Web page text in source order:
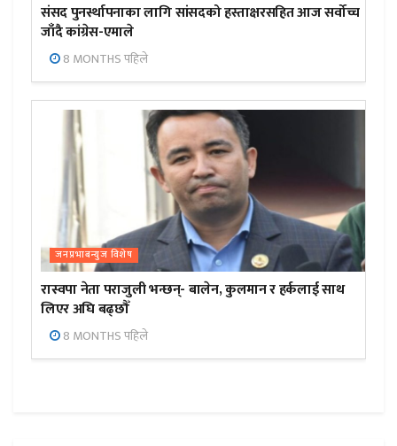
संसद पुनर्स्थापनाका लागि सांसदको हस्ताक्षरसहित आज सर्वोच्च
जाँदै कांग्रेस-एमाले
8 MONTHS पहिले
जनप्रभाबन्युज विशेष
रास्वपा नेता पराजुली भन्छन्- बालेन, कुलमान र हर्कलाई साथ
लिएर अघि बढ्छौँ
8 MONTHS पहिले